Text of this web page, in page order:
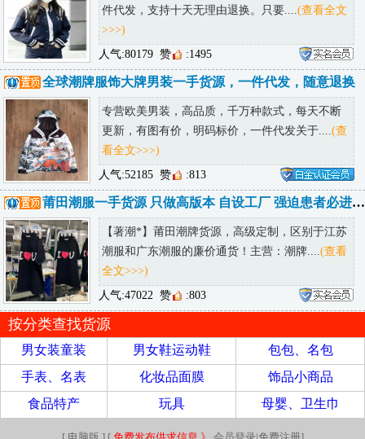
件代发，支持十天无理由退换。只要....(查看全文
>>>)
人气:80179 赞 :1495
全球潮牌服饰大牌男装一手货源，一件代发，随意退换
专营欧美男装，高品质，千万种款式，每天不断
更新，有图有价，明码标价，一件代发关于....(查
看全文>>>)
人气:52185 赞 :813
莆田潮服一手货源 只做高版本 自设工厂 强迫患者必进 低端勿进
【著潮*】莆田潮牌货源，高级定制，区别于江苏
潮服和广东潮服的廉价通货！主营：潮牌....(查看
全文>>>)
人气:47022 赞 :803
按分类查找货源
男女装童装 男女鞋运动鞋
包包、名包
手表、名表
化妆品面膜
饰品小商品
食品特产
玩具 母婴、卫生巾